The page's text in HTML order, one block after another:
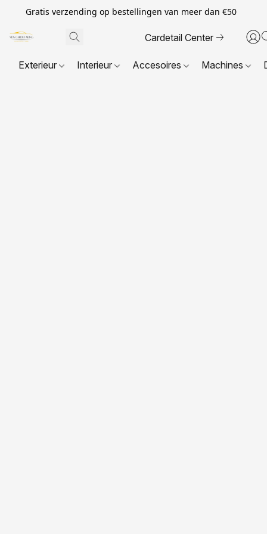
Gratis verzending op bestellingen van meer dan €50
Cardetail Center
Exterieur Interieur Accesoires Machines